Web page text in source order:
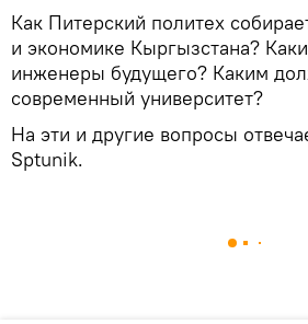
Как Питерский политех
и экономике Кыргызстана?
инженеры будущего? Каким
современный университет?
На эти и другие вопросы
Sptunik.